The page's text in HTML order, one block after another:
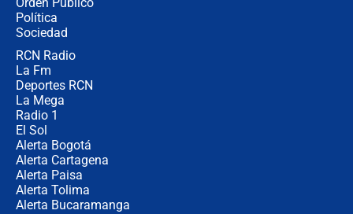
Orden Público
Política
Sociedad
RCN Radio
La Fm
Deportes RCN
La Mega
Radio 1
El Sol
Alerta Bogotá
Alerta Cartagena
Alerta Paisa
Alerta Tolima
Alerta Bucaramanga